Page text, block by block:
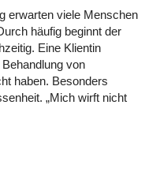
erwarten viele Menschen
häufig beginnt der
Eine Klientin
von
haben. Besonders
„Mich wirft nicht